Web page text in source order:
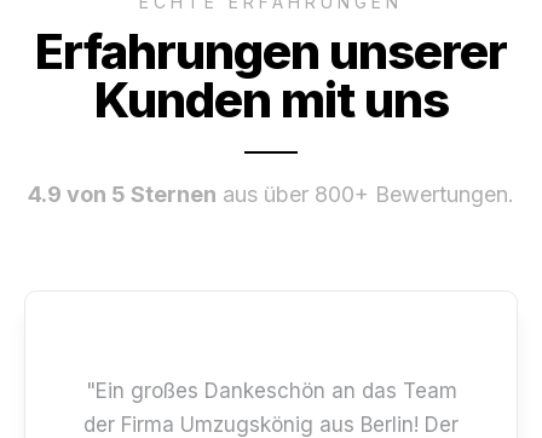
Erfahrungen unserer
Kunden mit uns
4.9 von 5 Sternen aus über 800+ Bewertungen.
"Ein großes Dankeschön an das Team
der Firma Umzugskönig aus Berlin! Der